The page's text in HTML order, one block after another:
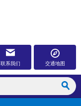
联系我们 交通地图